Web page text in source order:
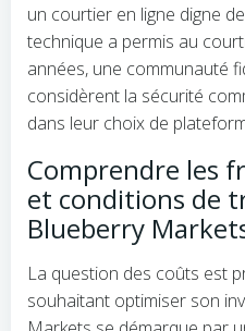
un courtier en ligne digne
technique a permis au
années, une communauté
considèrent la sécurité
dans leur choix de
Comprendre les
et conditions de
Blueberry
La question des coûts est
souhaitant optimiser son